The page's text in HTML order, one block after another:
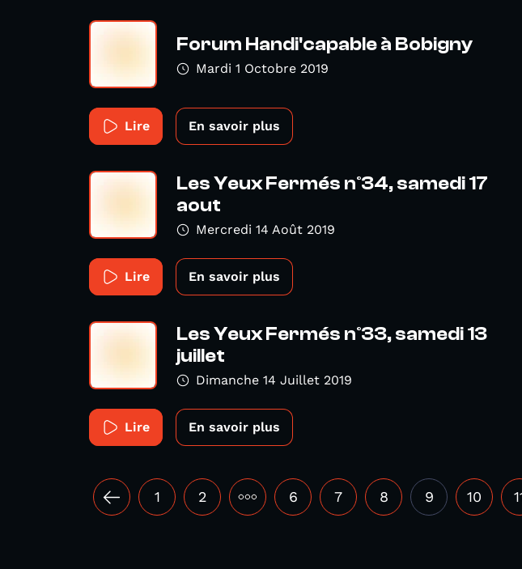
Forum Handi'capable à Bobigny
Mardi 1 Octobre 2019
Lire En savoir plus
Les Yeux Fermés n°34, samedi 17
aout
Mercredi 14 Août 2019
Lire En savoir plus
Les Yeux Fermés n°33, samedi 13
juillet
Dimanche 14 Juillet 2019
Lire En savoir plus
1 2 ••• 6 7 8 9 10